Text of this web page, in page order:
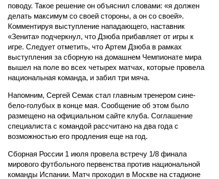
поводу. Такое решение он объяснил словами: «я должен
делать максимум со своей стороны, а он со своей».
Комментируя выступление нападающего, наставник
«Зенита» подчеркнул, что Дзюба прибавляет от игры к
игре. Следует отметить, что Артем Дзюба в рамках
выступления за сборную на домашнем Чемпионате мира
вышел на поле во всех четырех матчах, которые провела
национальная команда, и забил три мяча.
Напомним, Сергей Семак стал главным тренером сине-
бело-голубых в конце мая. Сообщение об этом было
размещено на официальном сайте клуба. Соглашение
специалиста с командой рассчитано на два года с
возможностью его продления еще на год.
Сборная России 1 июля провела встречу 1/8 финала
мирового футбольного первенства против национальной
команды Испании. Матч проходил в Москве на стадионе